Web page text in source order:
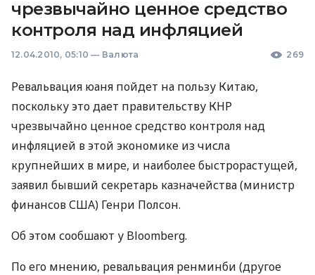
чрезвычайно ценное средство
контроля над инфляцией
12.04.2010, 05:10 — Валюта 269
Ревальвация юаня пойдет на пользу Китаю,
поскольку это дает правительству КНР
чрезвычайно ценное средство контроля над
инфляцией в этой экономике из числа
крупнейших в мире, и наиболее быстрорастущей,
заявил бывший секретарь казначейства (министр
финансов США) Генри Полсон.
Об этом сообшают у Bloomberg.
По его мнению, ревальвация ренминби (другое